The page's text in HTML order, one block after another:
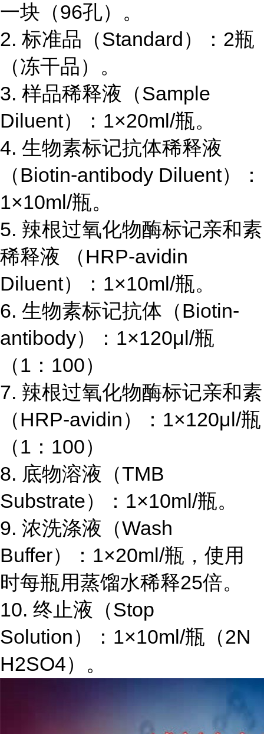
一块（96孔）。
2. 标准品（Standard）： 2瓶
（冻干品）。
3. 样品稀释液（Sample
Diluent）： 1×20ml/瓶。
4. 生物素标记抗体稀释液
（Biotin-antibody Diluent）：
1×10ml/瓶。
5. 辣根过氧化物酶标记亲和素
稀释液 （HRP-avidin
Diluent）： 1×10ml/瓶。
6. 生物素标记抗体（Biotin-
antibody）： 1×120μl/瓶
（1 ： 100）
7. 辣根过氧化物酶标记亲和素
（HRP-avidin）： 1×120μl/瓶
（1 ： 100）
8. 底物溶液（TMB
Substrate）： 1×10ml/瓶。
9. 浓洗涤液（Wash
Buffer）： 1×20ml/瓶，使用
时每瓶用蒸馏水稀释25倍。
10. 终止液（Stop
Solution）： 1×10ml/瓶（2N
H2SO4）。